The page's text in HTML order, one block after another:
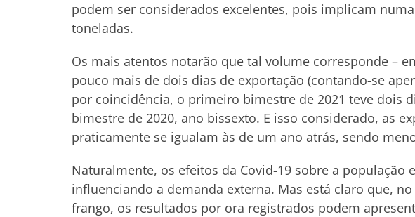
podem ser considerados excelentes, pois implicam
toneladas.
Os mais atentos notarão que tal volume corresponde –
pouco mais de dois dias de exportação (contando-se
por coincidência, o primeiro bimestre de 2021 teve dois
bimestre de 2020, ano bissexto. E isso considerado, as
praticamente se igualam às de um ano atrás, sendo
Naturalmente, os efeitos da Covid-19 sobre a
influenciando a demanda externa. Mas está claro que,
frango, os resultados por ora registrados podem